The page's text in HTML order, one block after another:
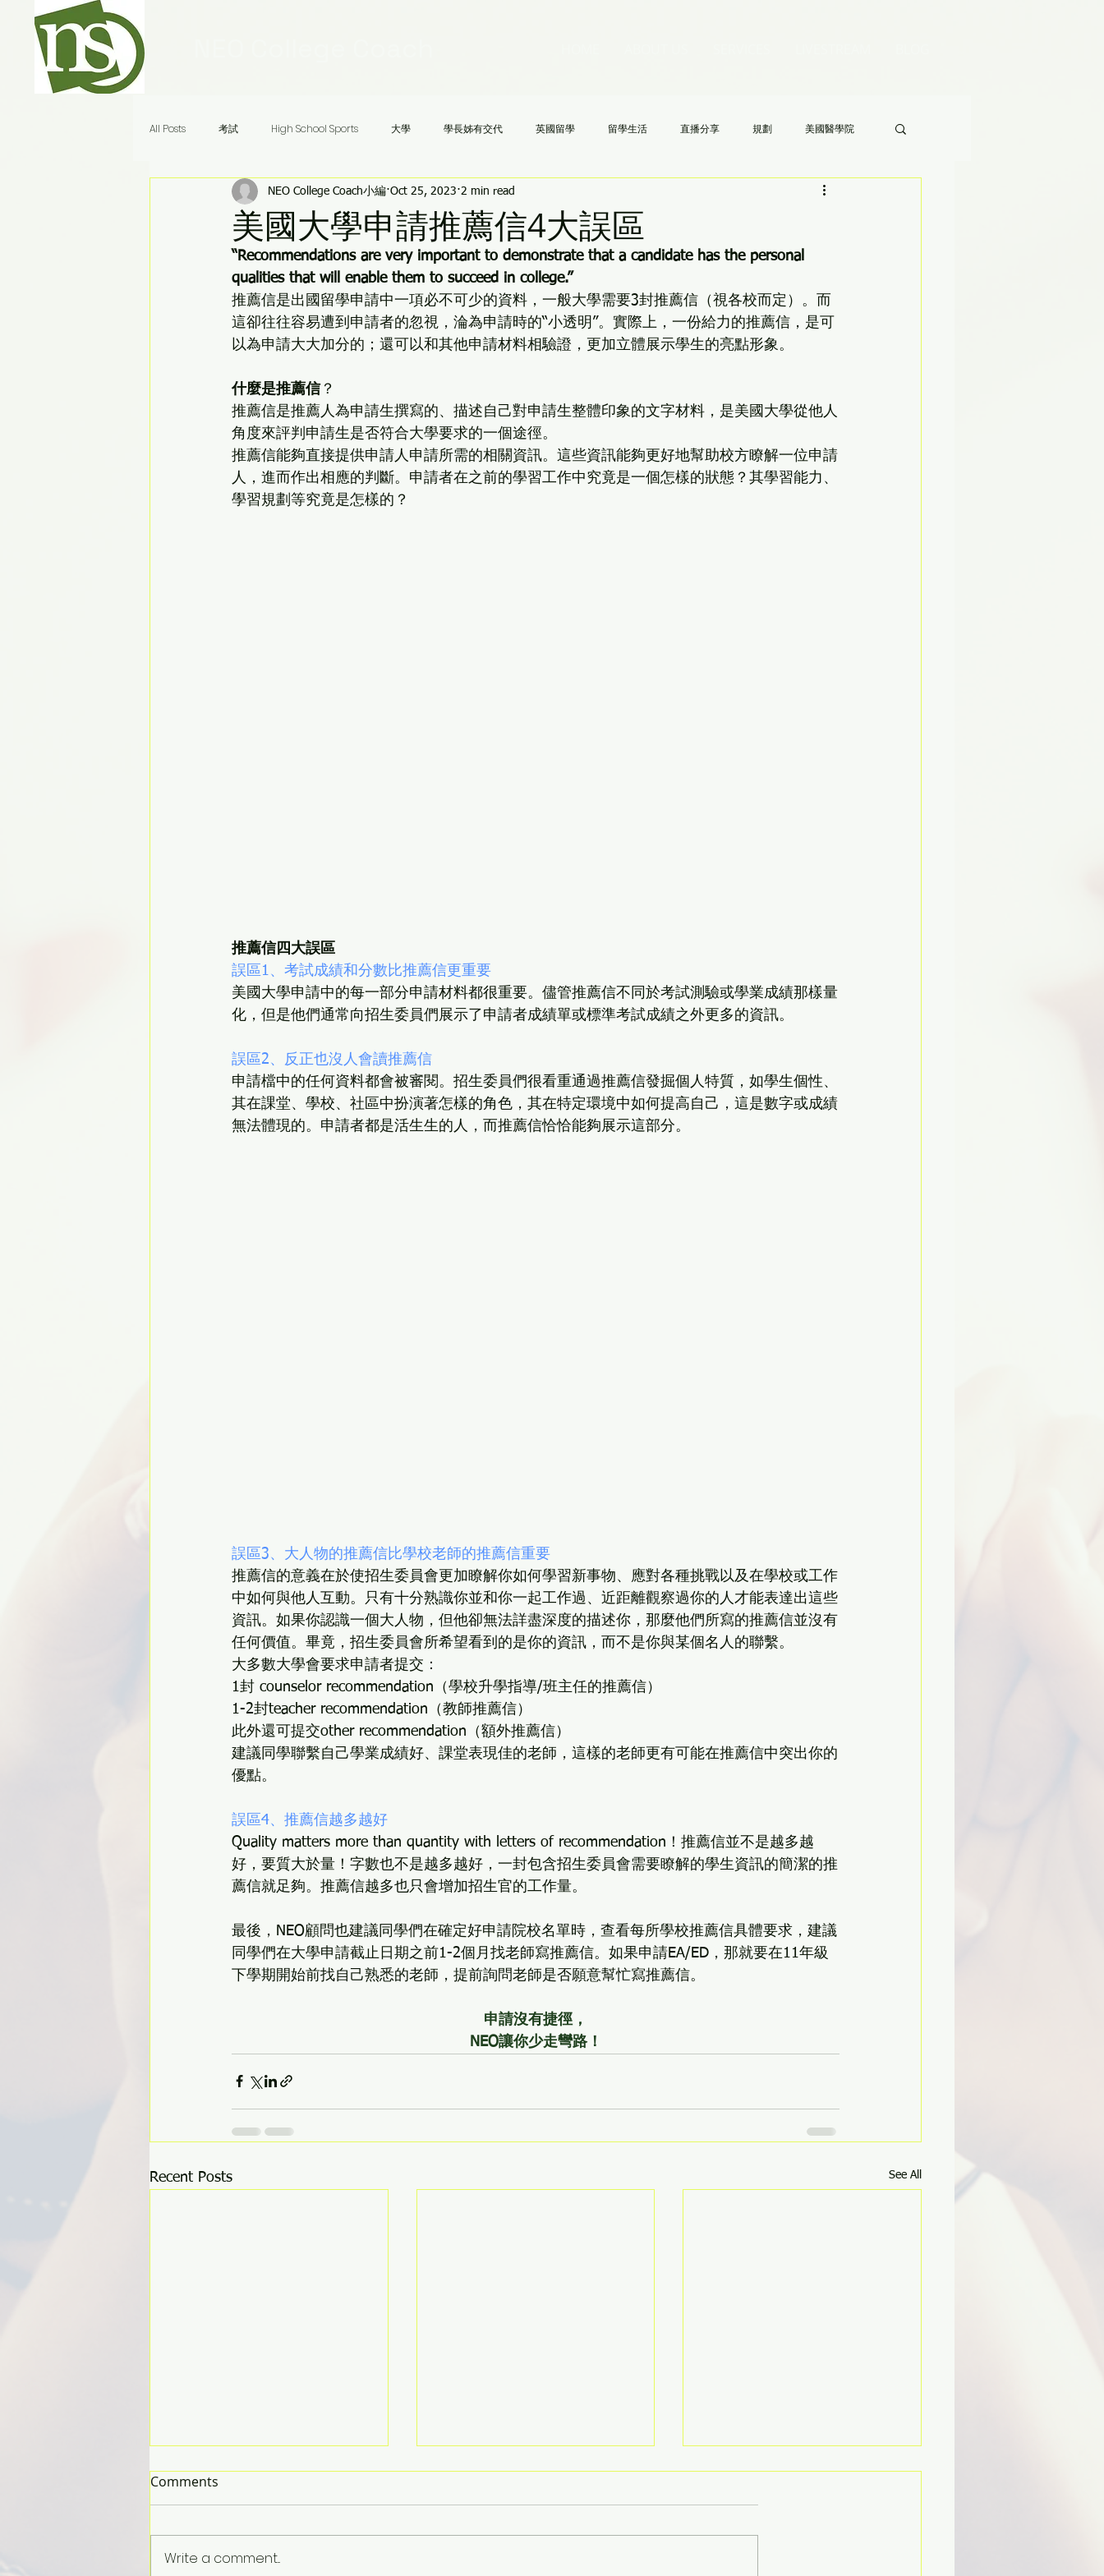
All Posts 考試 High School Sports 大學 學長姊有交代 英國留學 留學生活 直播分享 規劃 美國醫學院
Ivy League Schools 申請 美國高中 NCAA 文理學院 《Audrey 老師的八分鐘家長答疑》
Audrey老師八分鐘答疑
美國大學申請推薦信4大誤區
NEO College Coach小編 Oct 25, 2023 2 min read
“Recommendations are very important to demonstrate that a candidate has the personal
qualities that will enable them to succeed in college.”
推薦信是出國留學申請中一項必不可少的資料，一般大學需要3封推薦信（視各校而定）。而
這卻往往容易遭到申請者的忽視，淪為申請時的“小透明”。實際上，一份給力的推薦信，是可
以為申請大大加分的；還可以和其他申請材料相驗證，更加立體展示學生的亮點形象。
什麼是推薦信？
推薦信是推薦人為申請生撰寫的、描述自己對申請生整體印象的文字材料，是美國大學從他人
角度來評判申請生是否符合大學要求的一個途徑。
推薦信能夠直接提供申請人申請所需的相關資訊。這些資訊能夠更好地幫助校方瞭解一位申請
人，進而作出相應的判斷。申請者在之前的學習工作中究竟是一個怎樣的狀態？其學習能力、
學習規劃等究竟是怎樣的？
推薦信四大誤區
誤區1、考試成績和分數比推薦信更重要
美國大學申請中的每一部分申請材料都很重要。儘管推薦信不同於考試測驗或學業成績那樣量
化，但是他們通常向招生委員們展示了申請者成績單或標準考試成績之外更多的資訊。
誤區2、反正也沒人會讀推薦信
申請檔中的任何資料都會被審閱。招生委員們很看重通過推薦信發掘個人特質，如學生個性、
其在課堂、學校、社區中扮演著怎樣的角色，其在特定環境中如何提高自己，這是數字或成績
無法體現的。申請者都是活生生的人，而推薦信恰恰能夠展示這部分。
誤區3、大人物的推薦信比學校老師的推薦信重要
推薦信的意義在於使招生委員會更加瞭解你如何學習新事物、應對各種挑戰以及在學校或工作
中如何與他人互動。只有十分熟識你並和你一起工作過、近距離觀察過你的人才能表達出這些
資訊。如果你認識一個大人物，但他卻無法詳盡深度的描述你，那麼他們所寫的推薦信並沒有
任何價值。畢竟，招生委員會所希望看到的是你的資訊，而不是你與某個名人的聯繫。
大多數大學會要求申請者提交：
1封 counselor recommendation（學校升學指導/班主任的推薦信）
1-2封teacher recommendation（教師推薦信）
此外還可提交other recommendation（額外推薦信）
建議同學聯繫自己學業成績好、課堂表現佳的老師，這樣的老師更有可能在推薦信中突出你的
優點。
誤區4、推薦信越多越好
Quality matters more than quantity with letters of recommendation！推薦信並不是越多越
好，要質大於量！字數也不是越多越好，一封包含招生委員會需要瞭解的學生資訊的簡潔的推
薦信就足夠。推薦信越多也只會增加招生官的工作量。
最後，NEO顧問也建議同學們在確定好申請院校名單時，查看每所學校推薦信具體要求，建議
同學們在大學申請截止日期之前1-2個月找老師寫推薦信。如果申請EA/ED，那就要在11年級
下學期開始前找自己熟悉的老師，提前詢問老師是否願意幫忙寫推薦信。
申請沒有捷徑，
NEO讓你少走彎路！
Recent Posts See All
Comments
Write a comment...